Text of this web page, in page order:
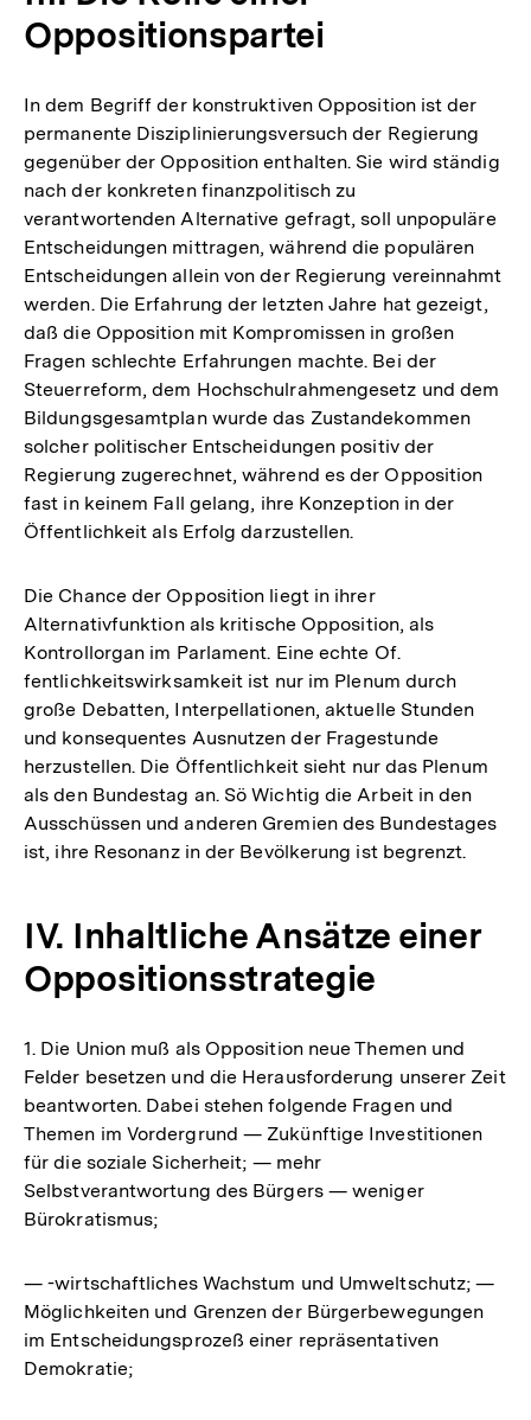
Oppositionspartei
In dem Begriff der konstruktiven Opposition ist der
permanente Disziplinierungsversuch der Regierung
gegenüber der Opposition enthalten. Sie wird ständig
nach der konkreten finanzpolitisch zu
verantwortenden Alternative gefragt, soll unpopuläre
Entscheidungen mittragen, während die populären
Entscheidungen allein von der Regierung vereinnahmt
werden. Die Erfahrung der letzten Jahre hat gezeigt,
daß die Opposition mit Kompromissen in großen
Fragen schlechte Erfahrungen machte. Bei der
Steuerreform, dem Hochschulrahmengesetz und dem
Bildungsgesamtplan wurde das Zustandekommen
solcher politischer Entscheidungen positiv der
Regierung zugerechnet, während es der Opposition
fast in keinem Fall gelang, ihre Konzeption in der
Öffentlichkeit als Erfolg darzustellen.
Die Chance der Opposition liegt in ihrer
Alternativfunktion als kritische Opposition, als
Kontrollorgan im Parlament. Eine echte Of.
fentlichkeitswirksamkeit ist nur im Plenum durch
große Debatten, Interpellationen, aktuelle Stunden
und konsequentes Ausnutzen der Fragestunde
herzustellen. Die Öffentlichkeit sieht nur das Plenum
als den Bundestag an. Sö Wichtig die Arbeit in den
Ausschüssen und anderen Gremien des Bundestages
ist, ihre Resonanz in der Bevölkerung ist begrenzt.
IV. Inhaltliche Ansätze einer
Oppositionsstrategie
1. Die Union muß als Opposition neue Themen und
Felder besetzen und die Herausforderung unserer Zeit
beantworten. Dabei stehen folgende Fragen und
Themen im Vordergrund — Zukünftige Investitionen
für die soziale Sicherheit; — mehr
Selbstverantwortung des Bürgers — weniger
Bürokratismus;
— -wirtschaftliches Wachstum und Umweltschutz; —
Möglichkeiten und Grenzen der Bürgerbewegungen
im Entscheidungsprozeß einer repräsentativen
Demokratie;